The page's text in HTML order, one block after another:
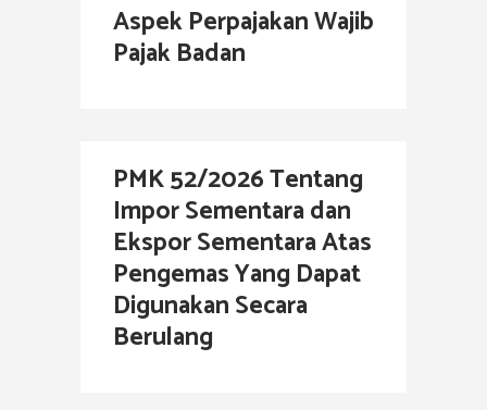
Aspek Perpajakan Wajib
Pajak Badan
PMK 52/2026 Tentang
Impor Sementara dan
Ekspor Sementara Atas
Pengemas Yang Dapat
Digunakan Secara
Berulang